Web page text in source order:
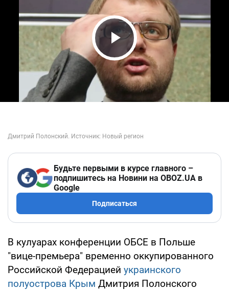
Play Video
Будьте первыми в курсе главного –
подпишитесь на Новини на OBOZ.UA в
Google
Подписаться
В кулуарах конференции ОБСЕ в Польше
"вице-премьера" временно оккупированного
Российской Федерацией украинского
полуострова Крым Дмитрия Полонского